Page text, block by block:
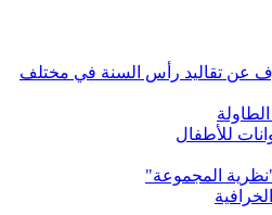
عن تقاليد رأس السنة في مختلف
للأطفال
"نظرية المجموعة"